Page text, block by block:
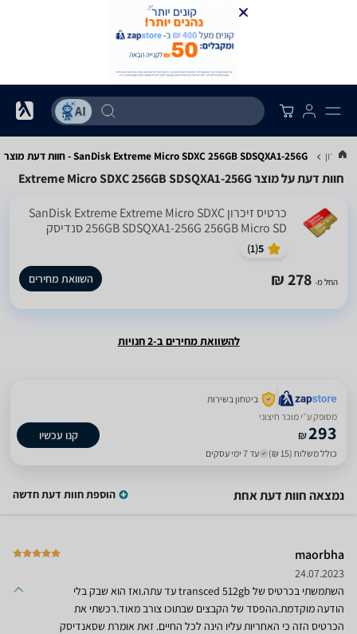
זיכרון SanDisk Extreme Micro SDXC 256GB SDSQXA1-256G - חוות דעת מוצר
חוות דעת על מוצר Extreme Micro SDXC 256GB SDSQXA1-256G
כרטיס זיכרון SanDisk Extreme Extreme Micro SDXC
256GB SDSQXA1-256G 256GB Micro SD סנדיסק
5
(
1
)
החל מ- 278 ₪ השוואת מחירים
להשוואת מחירים ב-2 חנויות
ביטחון בשירות
מסופק ע״י מוכר חיצוני
₪293
כולל משלוח (15 ₪) עד 7 ימי עסקים
קנו עכשיו
נמצאה חוות דעת אחת הוספת חוות דעת חדשה
maorbha
24.07.2023
השתמשתי בכרטיס של transced 512gb עד עתה.ואז הוא שבק בלי
הודעה מוקדמת.ההפסד של הקבצים שבתוכו צורב מאוד.רכשתי את
הכרטיס הזה כי האחריות עליו הינה לכל החיים. זאת אומרת שסאנדיסק